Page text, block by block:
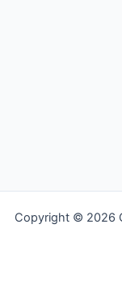
Copyright © 2026